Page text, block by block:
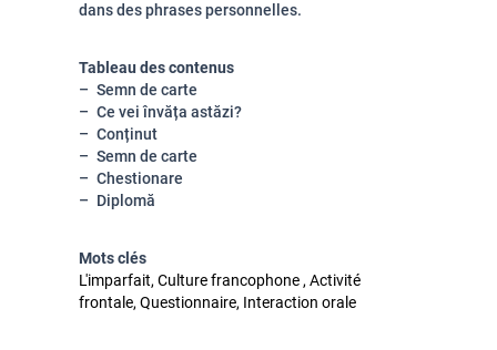
dans des phrases personnelles.
Tableau des contenus
Semn de carte
Ce vei învăța astăzi?
Conținut
Semn de carte
Chestionare
Diplomă
Mots clés
L'imparfait, Culture francophone , Activité
frontale, Questionnaire, Interaction orale